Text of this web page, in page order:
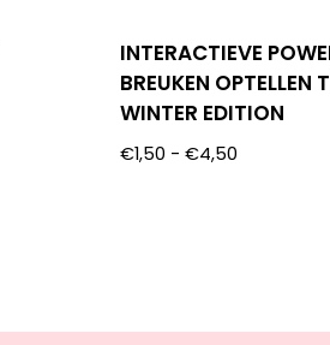
INTERACTIEVE
BREUKEN OPTELLEN
WINTER EDITION
€1,50 - €4,50